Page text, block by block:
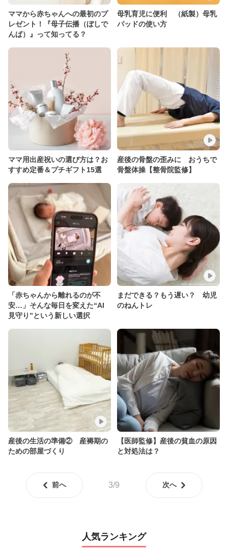
ママから赤ちゃんへの最初のプ
レゼント！『母子伝播（ぼしで
んぱ）』って知ってる？
母乳育児に便利 （紙製）母乳
パッドの使い方
ママ用出産祝いの選び方は？お
すすめ定番＆プチギフト15選
産後の骨盤の歪みに おうちで
骨盤体操【整骨院監修】
「赤ちゃんから離れるのが不
安…」そんな毎日を変えた“AI
見守り”という新しい選択
まだできる？もう遅い？ 幼児
のねんトレ
産後の生活の準備② 産褥期の
ための部屋づくり
【医師監修】産後の貧血の原因
と対処法は？
前へ 3/9 次へ
人気ランキング